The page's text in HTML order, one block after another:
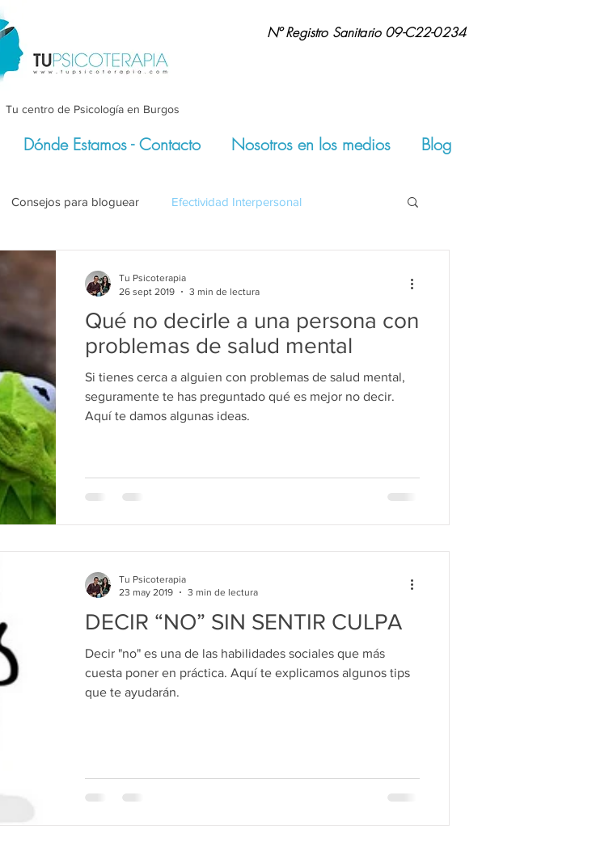
Nº Registro Sanitario 09-C22-0234
Tu centro de Psicología en Burgos
Dónde Estamos - Contacto Nosotros en los medios Blog
Consejos para bloguear Efectividad Interpersonal
#Comunicación #Pareja
Qué no decirle a una persona con
problemas de salud mental
Si tienes cerca a alguien con problemas de salud mental,
seguramente te has preguntado qué es mejor no decir.
Aquí te damos algunas ideas.
Tu Psicoterapia
26 sept 2019
3 min de lectura
DECIR “NO” SIN SENTIR CULPA
Decir "no" es una de las habilidades sociales que más
cuesta poner en práctica. Aquí te explicamos algunos tips
que te ayudarán.
Tu Psicoterapia
23 may 2019
3 min de lectura